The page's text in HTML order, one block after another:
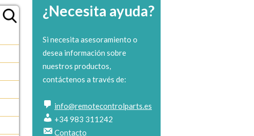
¿Necesita ayuda?
Si necesita asesoramiento o
desea información sobre
nuestros productos,
contáctenos a través de:
info@remotecontrolparts.es
+34 983 311242
Contacto